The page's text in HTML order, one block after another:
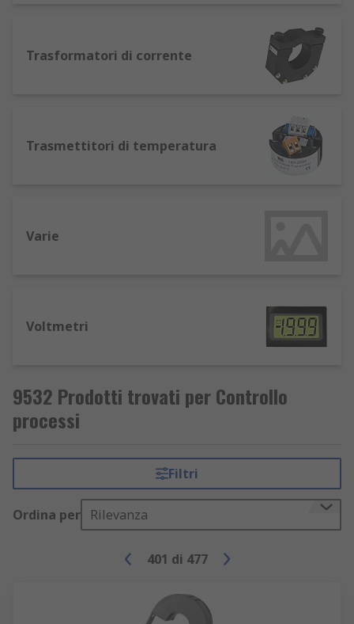
Stampanti da pannello
Trasformatori di corrente
Trasformatori di corrente
Trasmettitori di temperatura
Varie
Voltmetri
9532 Prodotti trovati per Controllo
processi
Filtri
Ordina per Rilevanza
401 di 477